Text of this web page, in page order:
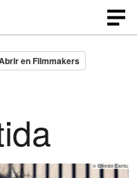
en Filmmakers
© Ernesto Cantu